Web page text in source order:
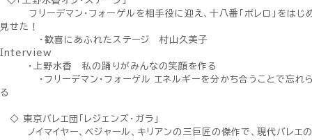
フリーデマン・フォーゲルを相手役に迎え、十八番「ボレロ」をはじ
見せた！
・歓喜にあふれたステージ 村山久美子
Interview
・上野水香 私の踊りがみんなの笑顔を作る
・フリーデマン・フォーゲル エネルギーを分かち合うことで忘れ
る
◇ 東京バレエ団「レジェンズ・ガラ」
ノイマイヤー、ベジャール、キリアンの三巨匠の傑作で、現代バレエ